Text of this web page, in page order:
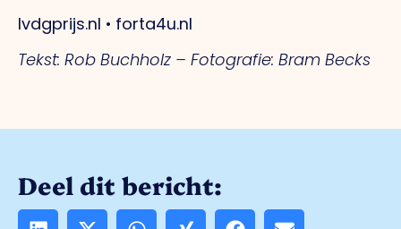
lvdgprijs.nl • forta4u.nl
Tekst: Rob Buchholz – Fotografie: Bram Becks
Deel dit bericht: